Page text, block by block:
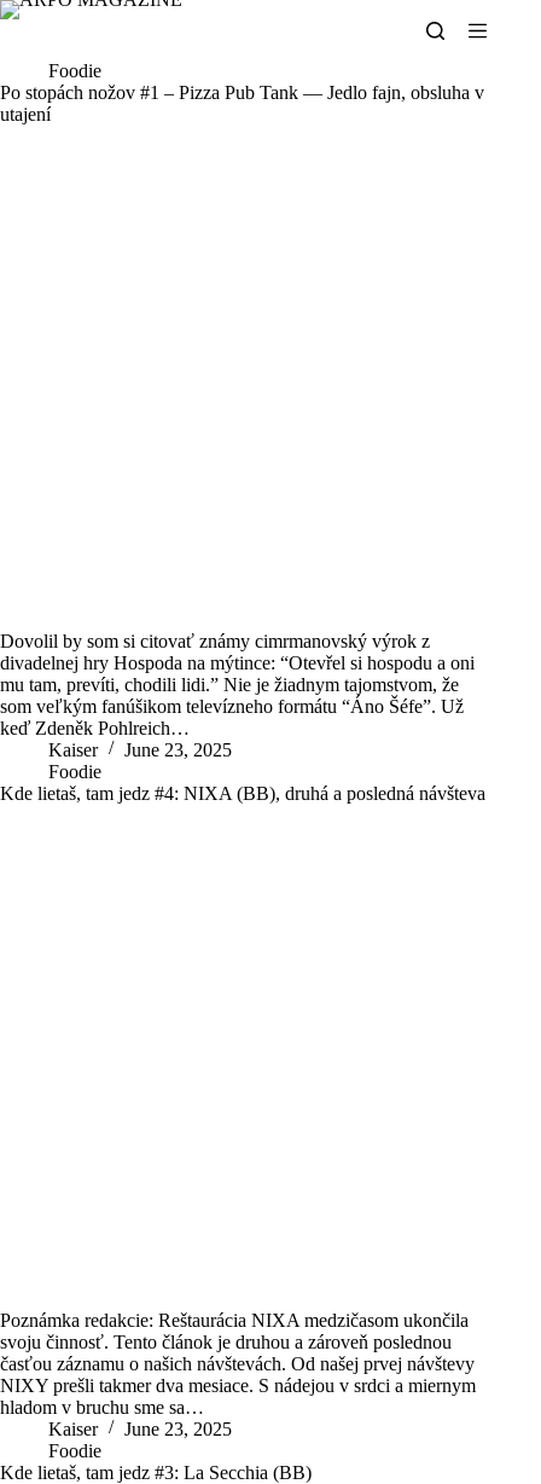
Skip
Foodie
Po stopách nožov #1 – Pizza Pub Tank — Jedlo fajn, obsluha v
utajení
Dovolil by som si citovať známy cimrmanovský výrok z
divadelnej hry Hospoda na mýtince: “Otevřel si hospodu a oni
mu tam, prevíti, chodili lidi.” Nie je žiadnym tajomstvom, že
som veľkým fanúšikom televízneho formátu “Áno Šéfe”. Už
keď Zdeněk Pohlreich…
Kaiser
June 23, 2025
Foodie
Kde lietaš, tam jedz #4: NIXA (BB), druhá a posledná návšteva
Poznámka redakcie: Reštaurácia NIXA medzičasom ukončila
svoju činnosť. Tento článok je druhou a zároveň poslednou
časťou záznamu o našich návštevách. Od našej prvej návštevy
NIXY prešli takmer dva mesiace. S nádejou v srdci a miernym
hladom v bruchu sme sa…
Kaiser
June 23, 2025
Foodie
Kde lietaš, tam jedz #3: La Secchia (BB)